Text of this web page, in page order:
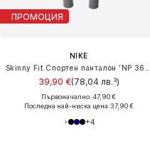
ПРОМОЦИЯ
NIKE
39,90 €(78,04 лв.³)
Първоначално: 47,90 €
Последна най-ниска цена:37,90 €
+4